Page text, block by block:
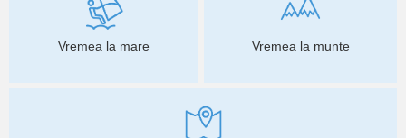
Vremea la mare Vremea la munte